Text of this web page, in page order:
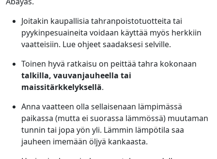
Joitakin kaupallisia tahranpoistotuotteita tai
pyykinpesuaineita voidaan käyttää myös herkkiin
vaatteisiin. Lue ohjeet saadaksesi selville.
Toinen hyvä ratkaisu on peittää tahra kokonaan
talkilla, vauvanjauheella tai
maissitärkkelyksellä.
Anna vaatteen olla sellaisenaan lämpimässä
paikassa (mutta ei suorassa lämmössä) muutaman
tunnin tai jopa yön yli. Lämmin lämpötila saa
jauheen imemään öljyä kankaasta.